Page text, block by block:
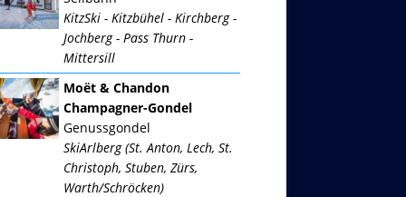
KitzSki - Kitzbühel - Kirchberg -
Jochberg - Pass Thurn -
Mittersill
Moët & Chandon
Champagner-Gondel
Genussgondel
SkiArlberg (St. Anton, Lech, St.
Christoph, Stuben, Zürs,
Warth/Schröcken)